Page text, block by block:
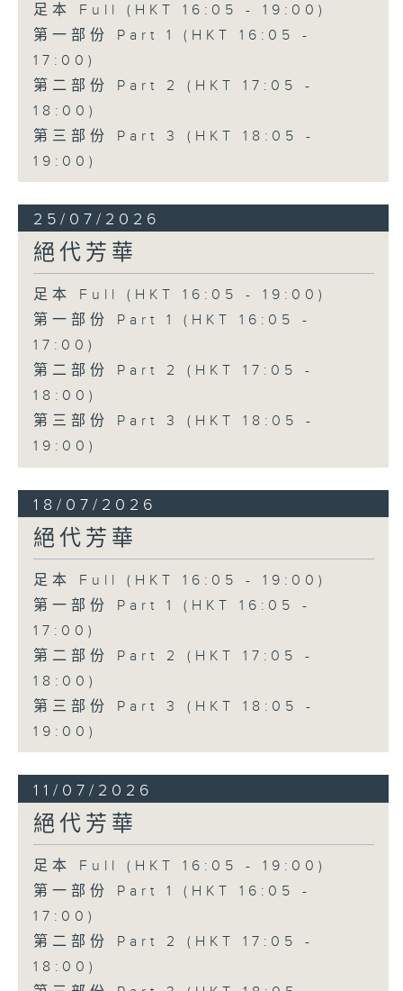
足本 Full (HKT 16:05 - 19:00)
第一部份 Part 1 (HKT 16:05 -
17:00)
第二部份 Part 2 (HKT 17:05 -
18:00)
第三部份 Part 3 (HKT 18:05 -
19:00)
25/07/2026
絕代芳華
足本 Full (HKT 16:05 - 19:00)
第一部份 Part 1 (HKT 16:05 -
17:00)
第二部份 Part 2 (HKT 17:05 -
18:00)
第三部份 Part 3 (HKT 18:05 -
19:00)
18/07/2026
絕代芳華
足本 Full (HKT 16:05 - 19:00)
第一部份 Part 1 (HKT 16:05 -
17:00)
第二部份 Part 2 (HKT 17:05 -
18:00)
第三部份 Part 3 (HKT 18:05 -
19:00)
11/07/2026
絕代芳華
足本 Full (HKT 16:05 - 19:00)
第一部份 Part 1 (HKT 16:05 -
17:00)
第二部份 Part 2 (HKT 17:05 -
18:00)